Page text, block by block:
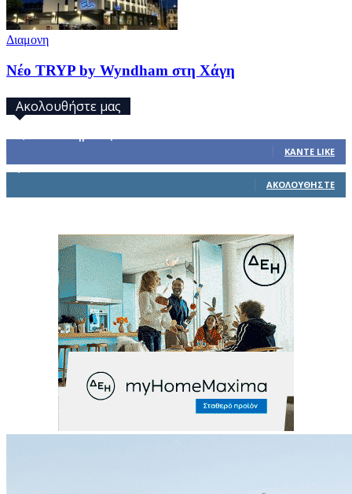
Διαμονη
Νέο TRYP by Wyndham στη Χάγη
Ακολουθήστε μας
ΚΆΝΤΕ LIKE
ΑΚΟΛΟΥΘΉΣΤΕ